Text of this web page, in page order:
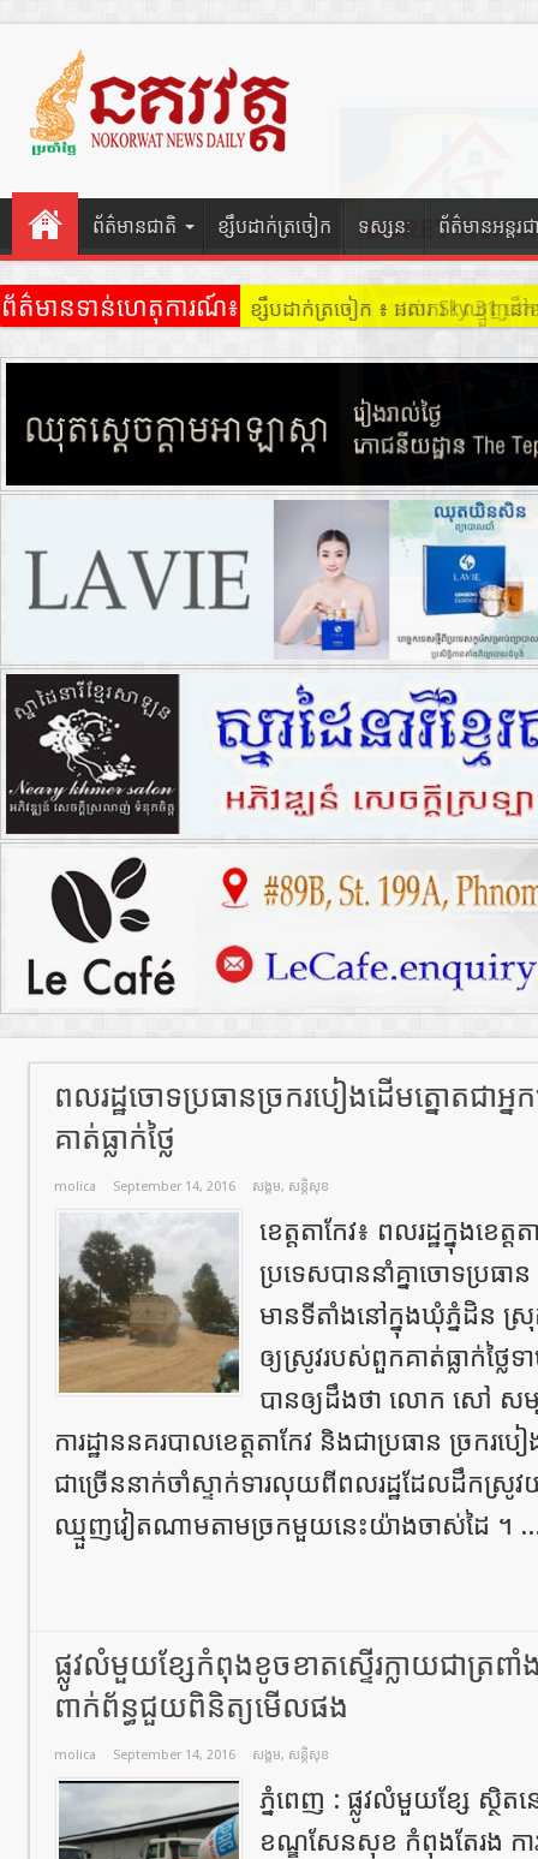
ព័ត៌មានជាតិ ខ្សឹបដាក់ត្រចៀក ទស្សនៈ ព័ត៌មានអន្តរជ
ព័ត៌មានទាន់ហេតុការណ៍៖ ខ្សឹបដាក់ត្រចៀក ៖ ដល់ករ ! ឈ្មួញដឹក
ពលរដ្ឋចោទប្រធានច្រករបៀងដើមត្នោតជាអ្ន
គាត់ធ្លាក់ថ្លៃ
molica September 14, 2016 សង្គម, សន្តិសុខ
ខេត្តតាកែវ៖ ពលរដ្ឋក្នុងខេត្
ប្រទេសបាននាំគ្នាចោទប្រធា
មានទីតាំងនៅក្នុងឃុំភ្នំដិន ស្រុក
ឲ្យស្រូវរបស់ពួកគាត់ធ្លាក់ថ្លៃ
បានឲ្យដឹងថា លោក សៅ សម្ប
ការដ្ឋាននគរបាលខេត្តតាកែវ និងជាប្រធាន ច្រករប
ជាច្រើននាក់ចាំស្ទាក់ទារលុយពីពលរដ្ឋដែលដឹកស្
ឈ្មួញវៀតណាមតាមច្រកមួយនេះយ៉ាងចាស់ដៃ ។
ផ្លូវលំមួយខ្សែកំពុងខូចខាតស្ទើរក្លាយជាត្រពាំង
ពាក់ព័ន្ធជួយពិនិត្យមើលផង
molica September 14, 2016 សង្គម, សន្តិសុខ
ភ្នំពេញ : ផ្លូវលំមួយខ្សែ ស្ថិត
ខណ្ឌសែនសុខ កំពុងតែរង កា